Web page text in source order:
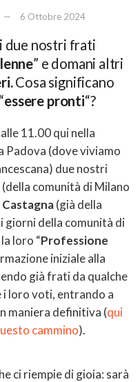
6 Ottobre 2024
due nostri frati
” e domani altri
Cosa significano
essere pronti“?
11.00 qui nella
Padova (dove viviamo
due nostri
(della comunità di Milano
(già della
giorni della comunità di
loro “Professione
iniziale alla
già frati da qualche
i loro voti, entrando a
maniera definitiva (qui
cammino).
ci riempie di gioia: sarà